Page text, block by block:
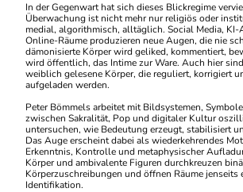
In der Gegenwart hat sich dieses Blickregime
Überwachung ist nicht mehr nur religiös oder
medial, algorithmisch, alltäglich. Social Media, KI-
Online-Räume produzieren neue Augen, die nie
dämonisierte Körper wird geliked, kommentiert,
wird öffentlich, das Intime zur Ware. Auch hier
weiblich gelesene Körper, die reguliert, korrigiert
aufgeladen werden.
Peter Bömmels arbeitet mit Bildsystemen,
zwischen Sakralität, Pop und digitaler Kultur
untersuchen, wie Bedeutung erzeugt, stabilisiert
Das Auge erscheint dabei als wiederkehrendes
Erkenntnis, Kontrolle und metaphysischer
Körper und ambivalente Figuren durchkreuzen
Körperzuschreibungen und öffnen Räume jenseits
Identifikation.